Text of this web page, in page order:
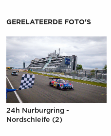
GERELATEERDE FOTO'S
24h Nurburgring -
Nordschleife (2)